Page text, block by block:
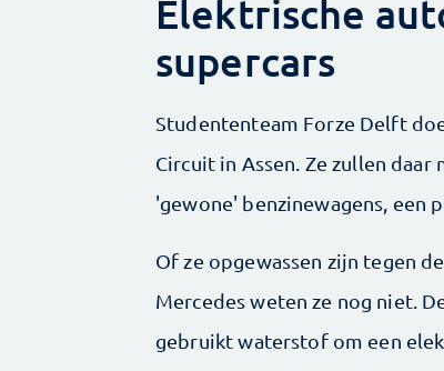
Elektrische
supercars
Studententeam Forze Delft
Circuit in Assen. Ze zullen
'gewone' benzinewagens, een
Of ze opgewassen zijn tegen
Mercedes weten ze nog niet.
gebruikt waterstof om een